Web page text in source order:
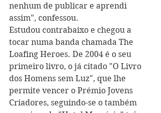
nenhum de publicar e aprendi
assim", confessou.
Estudou contrabaixo e chegou a
tocar numa banda chamada The
Loafing Heroes. De 2004 é o seu
primeiro livro, o já citado "O Livro
dos Homens sem Luz", que lhe
permite vencer o Prémio Jovens
Criadores, seguindo-se o também